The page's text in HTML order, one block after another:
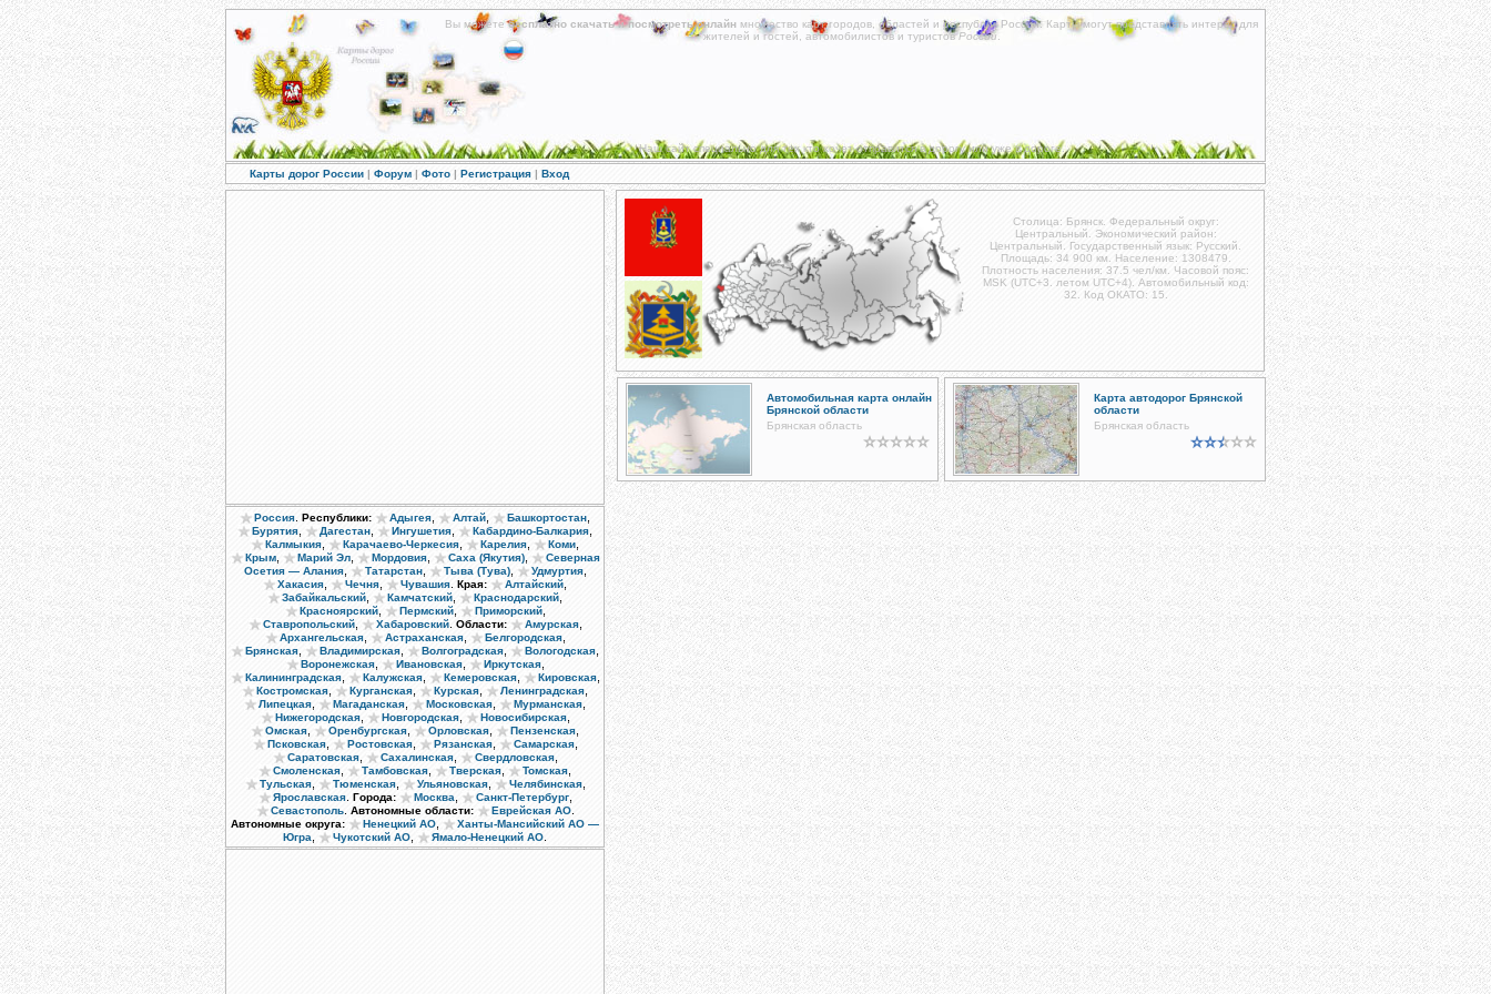
Вы можетебесплатно скачатьипосмотреть онлайн множество карт городов, областей и республик России. Карты могут представлять интерес для
жителей и гостей, автомобилистов и туристовРоссии
Наш сайт специально для тех кто хочет отправится в дорогу или уже в дороге.
Карты дорог России | Форум | Фото | Регистрация | Вход
Россия Республики: Адыгея Алтай Башкортостан
Бурятия Дагестан Ингушетия Кабардино-Балкария
Калмыкия Карачаево-Черкесия Карелия Коми
Крым, Марий Эл, Мордовия, Саха (Якутия),
Северная
Осетия — Алания, Татарстан, Тыва (Тува), Удмуртия,
Хакасия Чечня Чувашия Края: Алтайский
Забайкальский Камчатский Краснодарский
Красноярский, Пермский, Приморский,
Ставропольский, Хабаровский. Области: Амурская,
Архангельская, Астраханская, Белгородская,
Брянская Владимирская Волгоградская Вологодская
Воронежская, Ивановская, Иркутская,
Калининградская, Калужская, Кемеровская, Кировская,
Костромская Курганская Курская Ленинградская
Липецкая Магаданская Московская Мурманская
Нижегородская, Новгородская, Новосибирская,
Омская Оренбургская Орловская Пензенская
Псковская, Ростовская, Рязанская, Самарская,
Саратовская, Сахалинская, Свердловская,
Смоленская Тамбовская Тверская Томская
Тульская, Тюменская, Ульяновская, Челябинская,
Ярославская. Города: Москва Санкт-Петербург,
Севастополь. Автономные области: Еврейская АО.
Автономные округа: Ненецкий АО
Ханты-Мансийский АО —
Югра
Чукотский АО Ямало-Ненецкий АО
Столица: Брянск. Федеральный округ:
Центральный. Экономический район:
Центральный. Государственный язык: Русский.
Площадь: 34 900 км. Население: 1308479.
Плотность населения: 37.5 чел/км. Часовой пояс:
MSK (UTC+3. летом UTC+4). Автомобильный код:
32. Код ОКАТО: 15.
Карта автодорог Брянской
области
Брянская область
Автомобильная карта онлайн
Брянской области
Брянская область